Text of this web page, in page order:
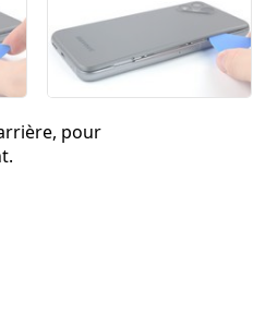
Publier un commentaire
pour